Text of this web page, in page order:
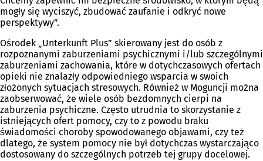
mogły się wyciszyć, zbudować zaufanie i odkryć nowe
perspektywy”.
Ośrodek „Unterkunft Plus” skierowany jest do osób z
rozpoznanymi zaburzeniami psychicznymi i/lub szczególnymi
zaburzeniami zachowania, które w dotychczasowych ofertach
opieki nie znalazły odpowiedniego wsparcia w swoich
złożonych sytuacjach stresowych. Również w Moguncji można
zaobserwować, że wiele osób bezdomnych cierpi na
zaburzenia psychiczne. Często utrudnia to skorzystanie z
istniejących ofert pomocy, czy to z powodu braku
świadomości choroby spowodowanego objawami, czy też
dlatego, że system pomocy nie był dotychczas wystarczająco
dostosowany do szczególnych potrzeb tej grupy docelowej.